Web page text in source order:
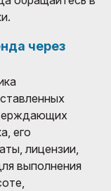
через
его
лицензии,
выполнения